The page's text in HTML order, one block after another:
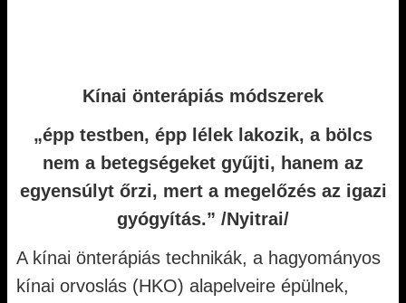
Kínai önterápiás módszerek
„épp testben, épp lélek lakozik, a bölcs
nem a betegségeket gyűjti, hanem az
egyensúlyt őrzi, mert a megelőzés az igazi
gyógyítás.” /Nyitrai/
A kínai önterápiás technikák, a hagyományos
kínai orvoslás (HKO) alapelveire épülnek,